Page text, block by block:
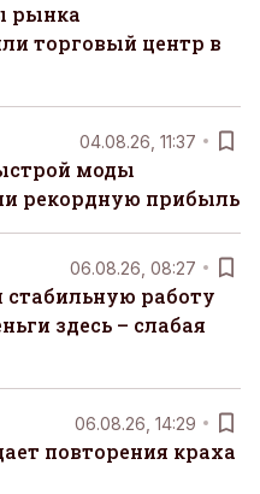
рынка
торговый центр в
04.08.26, 11:37
моды
рекордную прибыль
06.08.26, 08:27
работу
здесь – слабая
06.08.26, 14:29
повторения краха